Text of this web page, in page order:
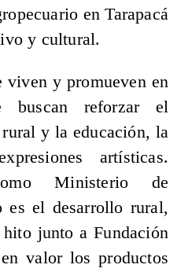
en Tarapacá
y cultural.
viven y promueven en
buscan reforzar el
y la educación, la
artísticas.
Ministerio de
el desarrollo rural,
junto a Fundación
valor los productos